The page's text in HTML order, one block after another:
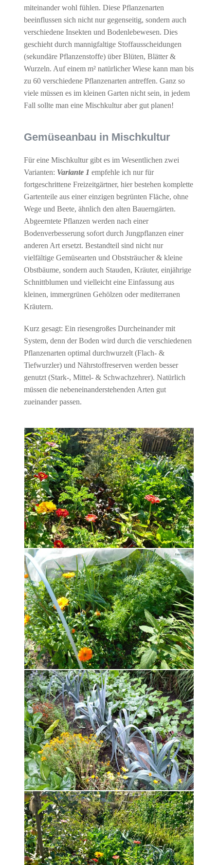
miteinander wohl fühlen. Diese Pflanzenarten
beeinflussen sich nicht nur gegenseitig, sondern auch
verschiedene Insekten und Bodenlebewesen. Dies
geschieht durch mannigfaltige Stoffausscheidungen
(sekundäre Pflanzenstoffe) über Blüten, Blätter &
Wurzeln. Auf einem m² natürlicher Wiese kann man bis
zu 60 verschiedene Pflanzenarten antreffen. Ganz so
viele müssen es im kleinen Garten nicht sein, in jedem
Fall sollte man eine Mischkultur aber gut planen!
Gemüseanbau in Mischkultur
Für eine Mischkultur gibt es im Wesentlichen zwei
Varianten: Variante 1 empfehle ich nur für
fortgeschrittene Freizeitgärtner, hier bestehen komplette
Gartenteile aus einer einzigen begrünten Fläche, ohne
Wege und Beete, ähnlich den alten Bauerngärten.
Abgeerntete Pflanzen werden nach einer
Bodenverbesserung sofort durch Jungpflanzen einer
anderen Art ersetzt. Bestandteil sind nicht nur
vielfältige Gemüsearten und Obststräucher & kleine
Obstbäume, sondern auch Stauden, Kräuter, einjährige
Schnittblumen und vielleicht eine Einfassung aus
kleinen, immergrünen Gehölzen oder mediterranen
Kräutern.
Kurz gesagt: Ein riesengroßes Durcheinander mit
System, denn der Boden wird durch die verschiedenen
Pflanzenarten optimal durchwurzelt (Flach- &
Tiefwurzler) und Nährstoffreserven werden besser
genutzt (Stark-, Mittel- & Schwachzehrer). Natürlich
müssen die nebeneinanderstehenden Arten gut
zueinander passen.